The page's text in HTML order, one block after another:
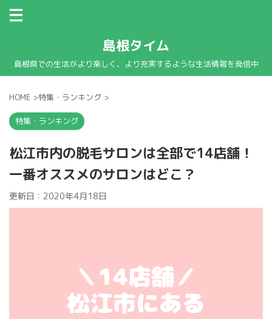
島根タイム
島根県での生活がより楽しく、より充実するような生活情報を発信中
HOME >特集・ランキング >
特集・ランキング
松江市内の脱毛サロンは全部で14店舗！
一番オススメのサロンはどこ？
更新日： 2020年4月18日